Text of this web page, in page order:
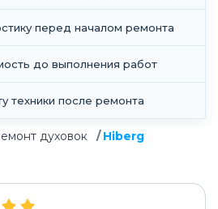
перед началом ремонта
до выполнения работ
техники после ремонта
духовок Hiberg